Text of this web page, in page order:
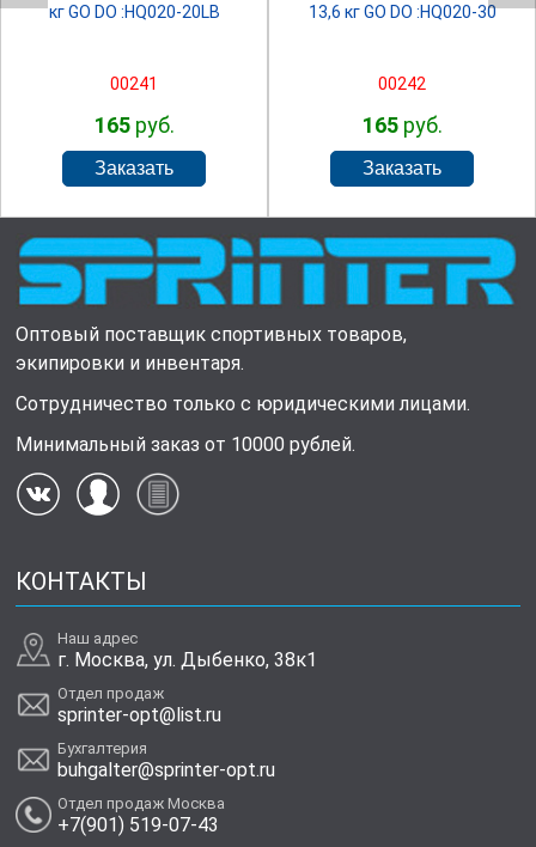
кг GO DO :HQ020-20LB
00241
165руб.
13,6 кг GO DO :HQ020-30
00242
165руб.
Оптовый поставщик спортивных товаров,
экипировки и инвентаря.
Сотрудничество только с юридическими лицами.
Минимальный заказ от 10000 рублей.
КОНТАКТЫ
Наш адрес
г. Москва, ул. Дыбенко, 38к1
Отдел продаж
sprinter-opt@list.ru
Бухгалтерия
buhgalter@sprinter-opt.ru
Отдел продаж Москва
+7(901) 519-07-43